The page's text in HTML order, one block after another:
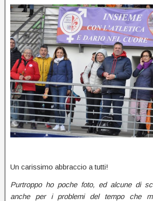
Un carissimo abbraccio a tutti!
Purtroppo ho poche foto, ed alcune di
anche per i problemi del tempo che